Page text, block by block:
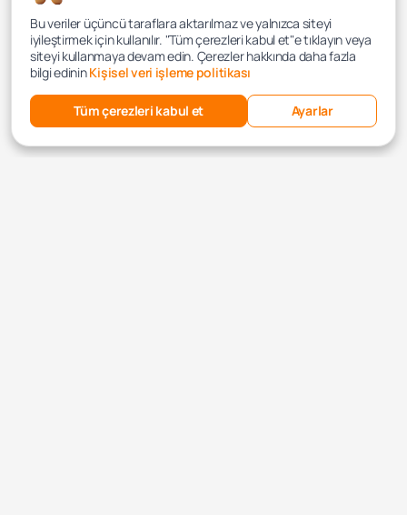
Bu veriler üçüncü taraflara aktarılmaz ve yalnızca siteyi
iyileştirmek için kullanılır. "Tüm çerezleri kabul et"e tıklayın veya
siteyi kullanmaya devam edin. Çerezler hakkında daha fazla
bilgi edininKişisel veri işleme politikası
Tüm çerezleri kabul et Ayarlar